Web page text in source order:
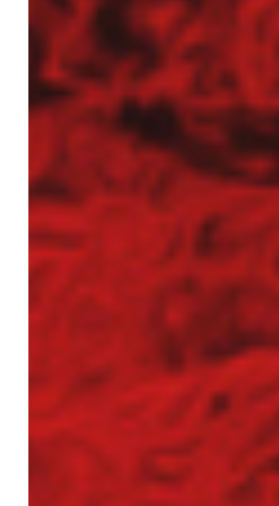
Zapoznaj się z
geotechniki